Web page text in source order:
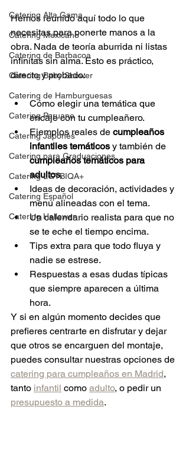
Catering Alta Gama
Catering Mexicano
Catering de Barbacoa
Catering Baby Shower
Catering de Hamburguesas
Catering Peruano
Catering Japonés
Catering para Graduaciones
Catering LGTBIQA+
Catering Español
Catering Hallowen
Hemos reunido aquí todo lo que
necesitas para ponerte manos a la
obra. Nada de teoría aburrida ni listas
infinitas sin alma. Esto es práctico,
directo y probado:
Cómo elegir una temática que
encaje con tu cumpleañero.
Ejemplos reales de cumpleaños
infantiles temáticos y también de
cumpleaños temáticos para
adultos.
Ideas de decoración, actividades y
menú alineadas con el tema.
Un calendario realista para que no
se te eche el tiempo encima.
Tips extra para que todo fluya y
nadie se estrese.
Respuestas a esas dudas típicas
que siempre aparecen a última
hora.
Y si en algún momento decides que
prefieres centrarte en disfrutar y dejar
que otros se encarguen del montaje,
puedes consultar nuestras opciones de
catering para cumpleaños en Madrid,
tanto infantil como adulto, o pedir un
presupuesto a medida.